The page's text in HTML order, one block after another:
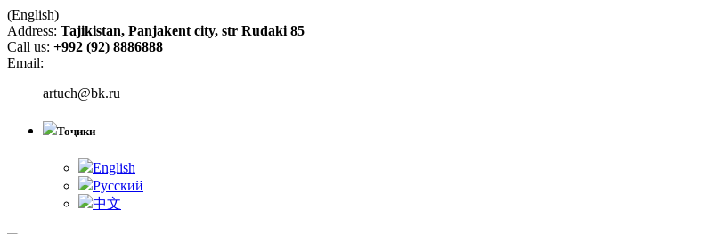
(English)
Address: Tajikistan, Panjakent city, str Rudaki 85
Call us: +992 (92) 8886888
Email:
artuch@bk.ru
Тоҷики
English
Русский
中文